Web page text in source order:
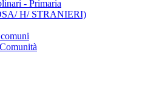
- Primaria
H/ STRANIERI)